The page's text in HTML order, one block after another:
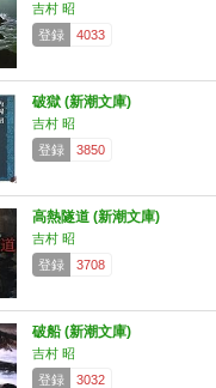
吉村 昭
登録
4033
破獄 (新潮文庫)
吉村 昭
登録
3850
高熱隧道 (新潮文庫)
吉村 昭
登録
3708
破船 (新潮文庫)
吉村 昭
登録
3032